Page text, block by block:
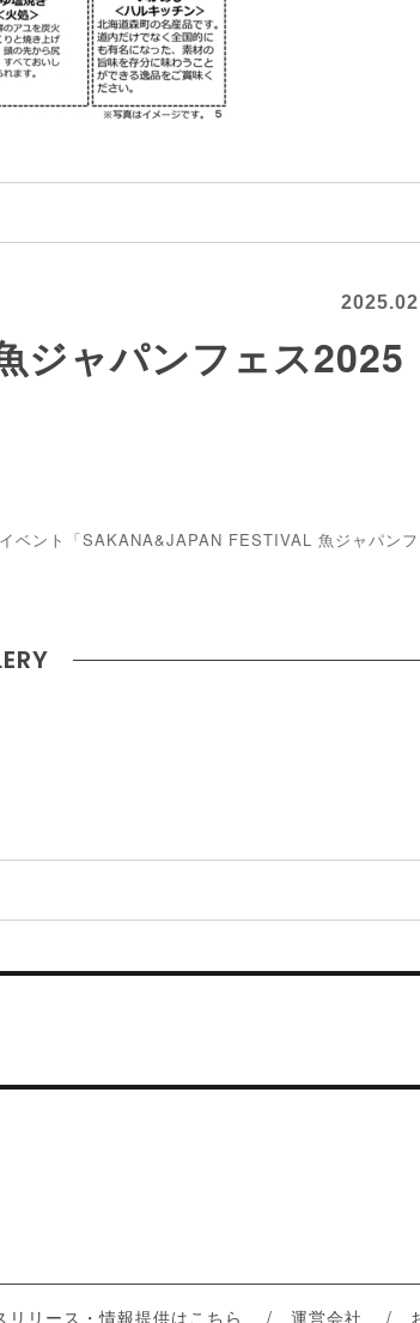
ジャパンフェス2025
ベント「SAKANA&JAPAN FESTIVAL 魚ジャパンフ
リリース・情報提供はこちら 運営会社